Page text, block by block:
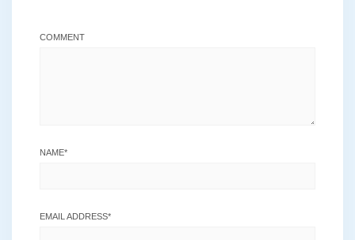
COMMENT
NAME*
EMAIL ADDRESS*